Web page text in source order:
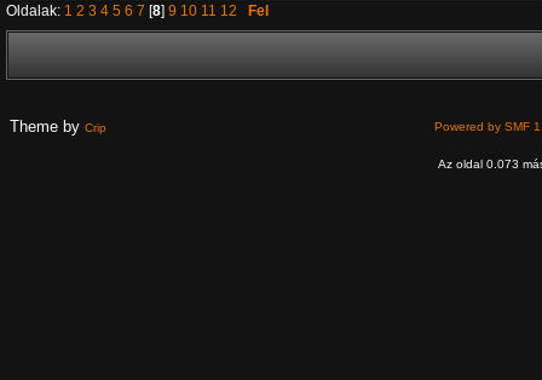
Oldalak: 1 2 3 4 5 6 7 [8] 9 10 11 12 Fel
Theme by Crip Powered by SMF
Az oldal 0.073